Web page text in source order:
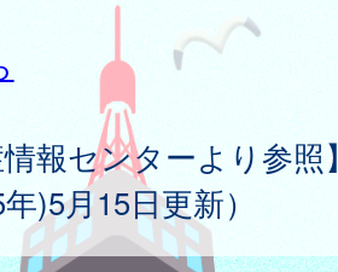
報センターより参照】
)5月15日更新）